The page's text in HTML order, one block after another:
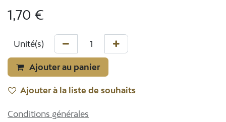
1,70 €
Ajouter au panier
Ajouter à la liste de souhaits
Conditions générales